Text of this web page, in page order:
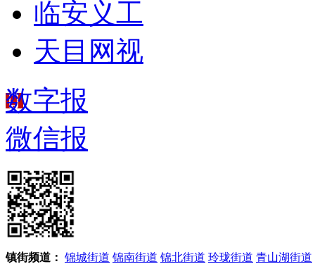
临安义工
天目网视
数字报
微信报
镇街频道： 锦城街道 锦南街道 锦北街道 玲珑街道 青山湖街道